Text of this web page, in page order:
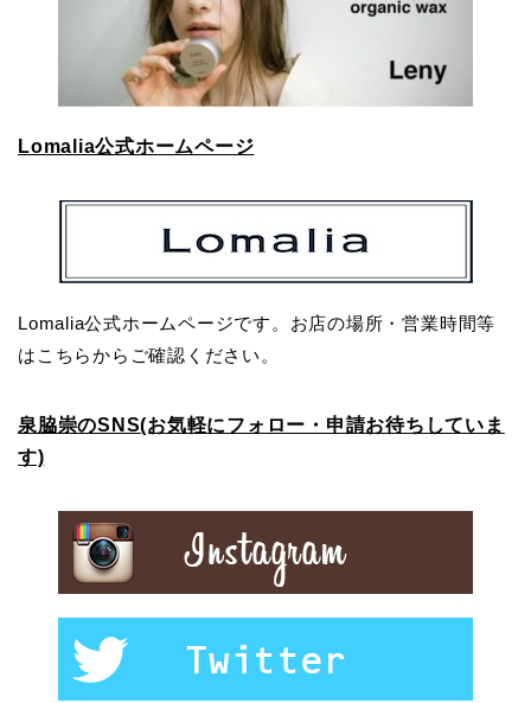
Lomalia公式ホームページ
Lomalia公式ホームページです。お店の場所・営業時間等
はこちらからご確認ください。
泉脇崇のSNS(お気軽にフォロー・申請お待ちしていま
す)